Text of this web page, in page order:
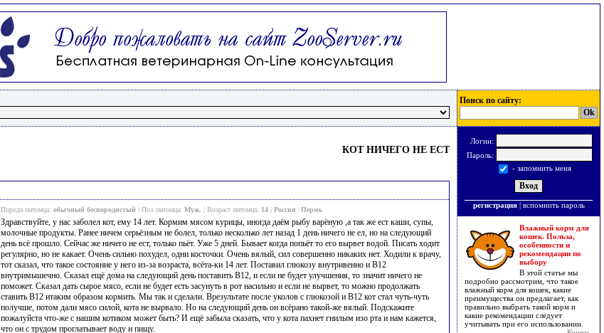
Поиск по сайту:
КОТ НИЧЕГО НЕ ЕСТ
Порода питомца: обычный беспородистый | Пол питомца: Муж. | Возраст питомца: 14 | Россия | Пермь
Здравствуйте, у нас заболел кот, ему 14 лет. Кормим мясом курицы, иногда даём рыбу варёную ,а так же ест каши, супы,
молочные продукты. Ранее ничем серьёзным не болел, только несколько лет назад 1 день ничего не ел, но на следующий
день всё прошло. Сейчас же ничего не ест, только пьёт. Уже 5 дней. Бывает когда попьёт то его вырвет водой. Писать ходит
регулярно, но не какает. Очень сильно похудел, одни косточки. Очень вялый, сил совершенно никаких нет. Ходили к врачу,
тот сказал, что такое состояние у него из-за возраста, всёта-ки 14 лет. Поставил глюкозу внутривенно и В12
внутримышечно. Сказал ещё дома на следующий день поставить В12, и если не будет улучшения, то значит ничего не
поможет. Сказал дать сырое мясо, если не будет есть засунуть в рот насильно и если не вырвет, то можно продолжать
ставить В12 итаким образом кормить. Мы так и сделали. Врезультате после уколов с глюкозой и В12 кот стал чуть-чуть
получше, потом дали мясо силой, кота не вырвало. Но на следующий день он всёрано такой-же вялый. Подскажите
пожалуйста что-же с нашим котиком может быть? И ещё забыла сказать, что у кота пахнет гнилым изо рта и нам кажется,
что он с трудом проглатывает воду и пищу.
Логин:
Пароль:
- запомнить меня
регистрация| вспомнить пароль
Влажный корм для
кошек. Польза,
особенности и
рекомендации по
выбору
В этой статье мы
подробно рассмотрим, что такое
влажный корм для кошек, какие
преимущества он предлагает, как
правильно выбрать такой корм и
какие рекомендации следует
учитывать при его использовании.